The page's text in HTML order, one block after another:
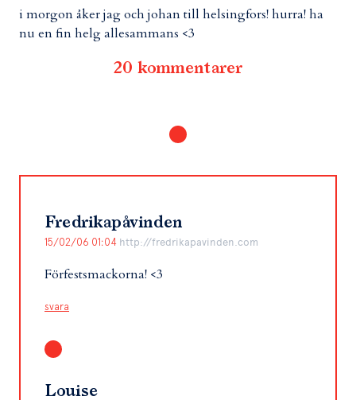
i morgon åker jag och johan till helsingfors! hurra! ha
nu en fin helg allesammans <3
20 kommentarer
Fredrikapåvinden
15/02/06 01:04 http://fredrikapavinden.com
Förfestsmackorna! <3
svara
Louise